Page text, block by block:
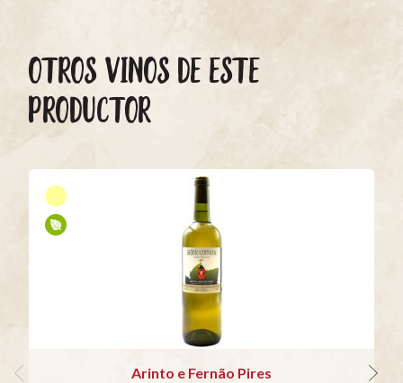
OTROS VINOS DE ESTE
PRODUCTOR
Arinto e Fernão Pires